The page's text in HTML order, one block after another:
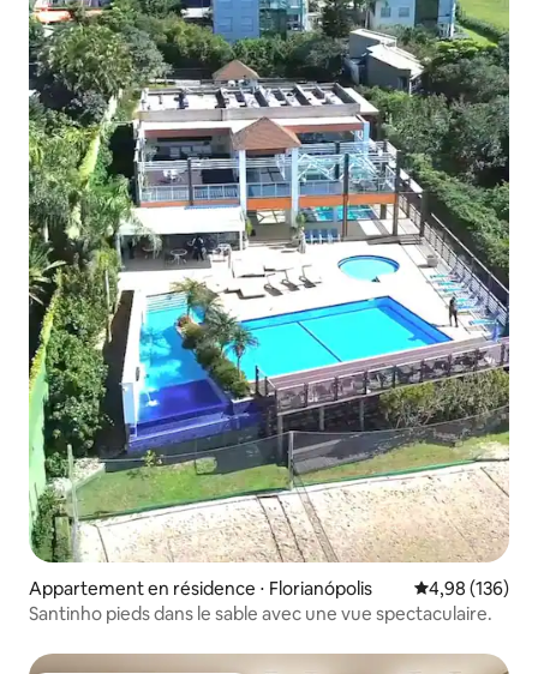
Appartement en résidence ⋅ Florianópolis Évaluation
4,98 (136)
Santinho pieds dans le sable avec une vue spectaculaire.